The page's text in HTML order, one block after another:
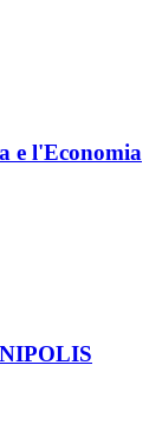
e l'Economia